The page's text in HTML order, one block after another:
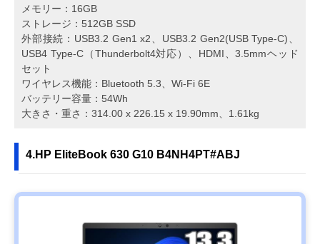
メモリー：16GB
ストレージ：512GB SSD
外部接続：USB3.2 Gen1 x2、USB3.2 Gen2(USB Type-C)、
USB4 Type-C（Thunderbolt4対応）、HDMI、3.5mmヘッド
セット
ワイヤレス機能：Bluetooth 5.3、Wi-Fi 6E
バッテリー容量：54Wh
大きさ・重さ：314.00 x 226.15 x 19.90mm、1.61kg
4.HP EliteBook 630 G10 B4NH4PT#ABJ